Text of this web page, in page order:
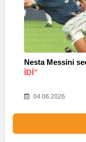
Nesta Messini
IDI”
04.06.2026